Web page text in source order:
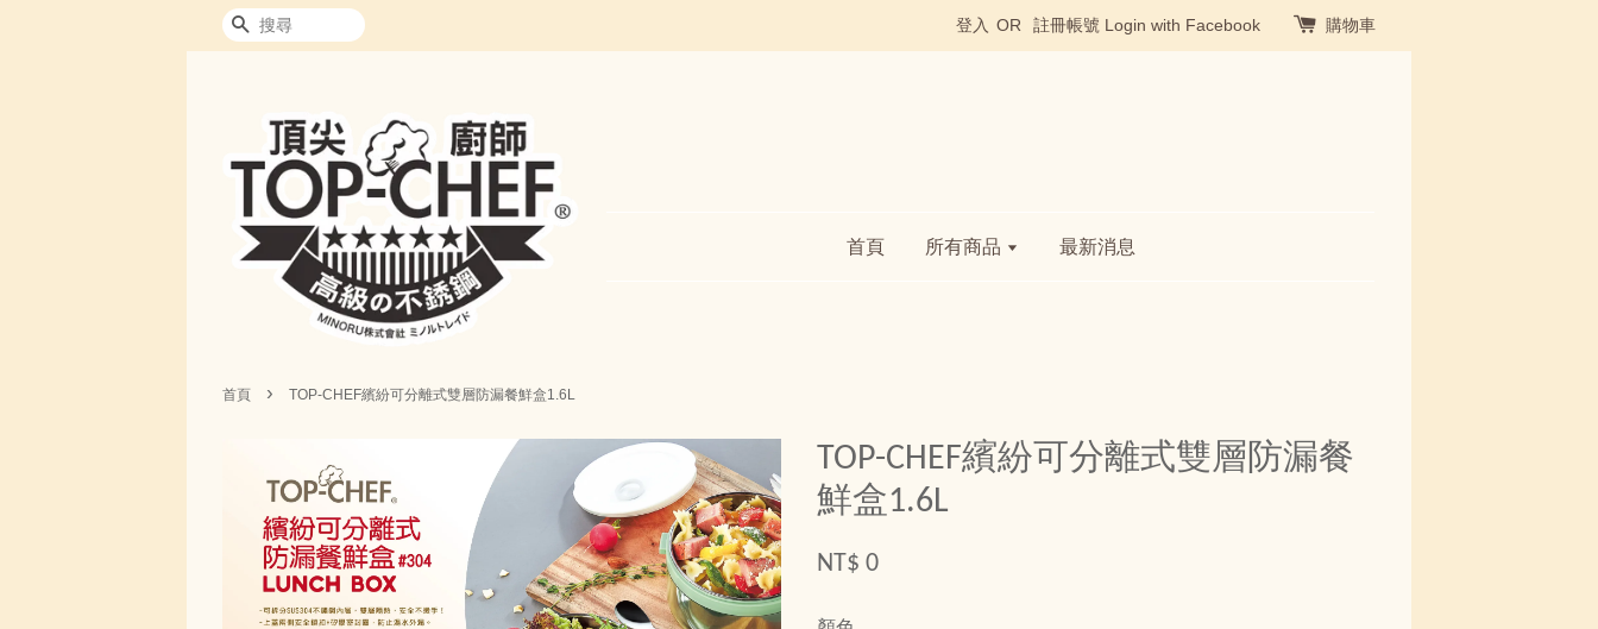
搜尋 登入 OR 註冊帳號 Login with Facebook 購物車
首頁 所有商品 最新消息
首頁 › TOP-CHEF繽紛可分離式雙層防漏餐鮮盒1.6L
TOP-CHEF繽紛可分離式雙層防漏餐
鮮盒1.6L
NT$ 0